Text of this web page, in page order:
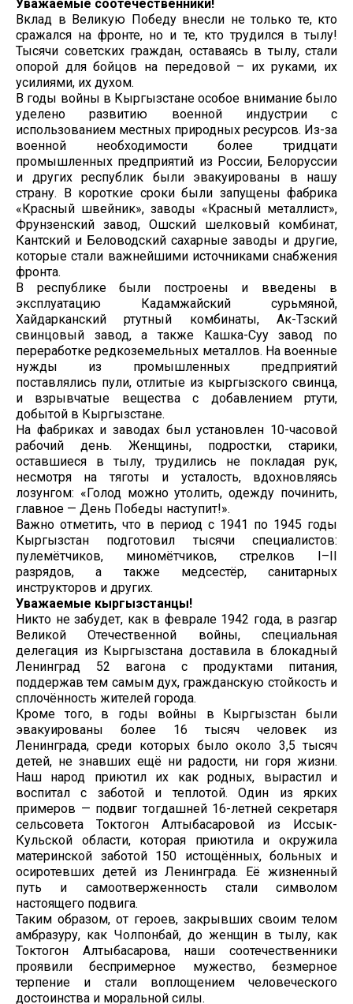
Уважаемые соотечественники!
Вклад в Великую Победу внесли не только те, кто
сражался на фронте, но и те, кто трудился в тылу!
Тысячи советских граждан, оставаясь в тылу, стали
опорой для бойцов на передовой – их руками, их
усилиями, их духом.
В годы войны в Кыргызстане особое внимание было
уделено развитию военной индустрии с
использованием местных природных ресурсов. Из-за
военной необходимости более тридцати
промышленных предприятий из России, Белоруссии
и других республик были эвакуированы в нашу
страну. В короткие сроки были запущены фабрика
«Красный швейник», заводы «Красный металлист»,
Фрунзенский завод, Ошский шелковый комбинат,
Кантский и Беловодский сахарные заводы и другие,
которые стали важнейшими источниками снабжения
фронта.
В республике были построены и введены в
эксплуатацию Кадамжайский сурьмяной,
Хайдарканский ртутный комбинаты, Ак-Түзский
свинцовый завод, а также Кашка-Суу завод по
переработке редкоземельных металлов. На военные
нужды из промышленных предприятий
поставлялись пули, отлитые из кыргызского свинца,
и взрывчатые вещества с добавлением ртути,
добытой в Кыргызстане.
На фабриках и заводах был установлен 10-часовой
рабочий день. Женщины, подростки, старики,
оставшиеся в тылу, трудились не покладая рук,
несмотря на тяготы и усталость, вдохновляясь
лозунгом: «Голод можно утолить, одежду починить,
главное — День Победы наступит!».
Важно отметить, что в период с 1941 по 1945 годы
Кыргызстан подготовил тысячи специалистов:
пулемётчиков, миномётчиков, стрелков I–II
разрядов, а также медсестёр, санитарных
инструкторов и других.
Уважаемые кыргызстанцы!
Никто не забудет, как в феврале 1942 года, в разгар
Великой Отечественной войны, специальная
делегация из Кыргызстана доставила в блокадный
Ленинград 52 вагона с продуктами питания,
поддержав тем самым дух, гражданскую стойкость и
сплочённость жителей города.
Кроме того, в годы войны в Кыргызстан были
эвакуированы более 16 тысяч человек из
Ленинграда, среди которых было около 3,5 тысяч
детей, не знавших ещё ни радости, ни горя жизни.
Наш народ приютил их как родных, вырастил и
воспитал с заботой и теплотой. Один из ярких
примеров — подвиг тогдашней 16-летней секретаря
сельсовета Токтогон Алтыбасаровой из Иссык-
Кульской области, которая приютила и окружила
материнской заботой 150 истощённых, больных и
осиротевших детей из Ленинграда. Её жизненный
путь и самоотверженность стали символом
настоящего подвига.
Таким образом, от героев, закрывших своим телом
амбразуру, как Чолпонбай, до женщин в тылу, как
Токтогон Алтыбасарова, наши соотечественники
проявили беспримерное мужество, безмерное
терпение и стали воплощением человеческого
достоинства и моральной силы.